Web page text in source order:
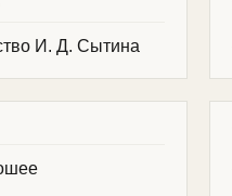
И. Д. Сытина